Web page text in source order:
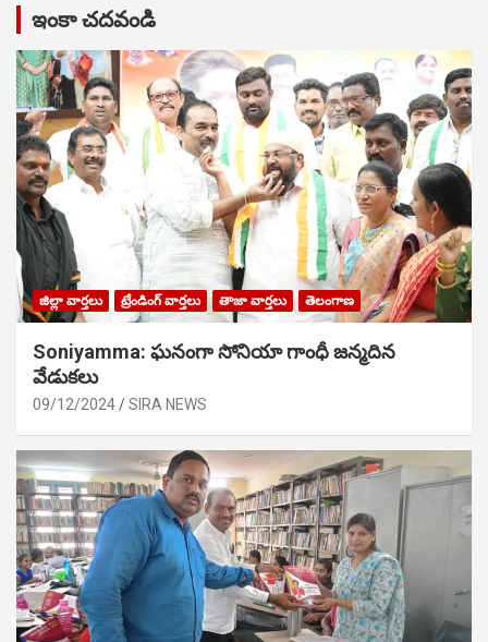
ఇంకా చదవండి
జిల్లా వార్తలు ట్రేండింగ్ వార్తలు తాజా వార్తలు తెలంగాణ
Soniyamma: ఘ‌నంగా సోనియా గాంధీ జ‌న్మ‌దిన
వేడుక‌లు
09/12/2024 SIRA NEWS